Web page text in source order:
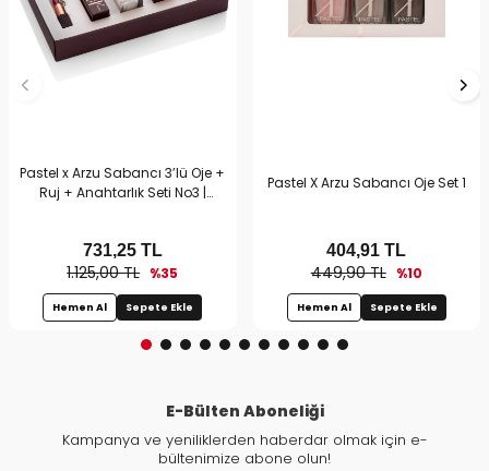
Pastel x Arzu Sabancı 3’lü Oje +
Ruj + Anahtarlık Seti No3 |
1.125,00 TL %35
731,25TL
Hemen Al Sepete Ekle
Pastel X Arzu Sabancı Oje Set 1
449,90 TL %10
404,91 TL
Hemen Al Sepete Ekle
E-Bülten Aboneliği
Kampanya ve yeniliklerden haberdar olmak için e-
bültenimize abone olun!